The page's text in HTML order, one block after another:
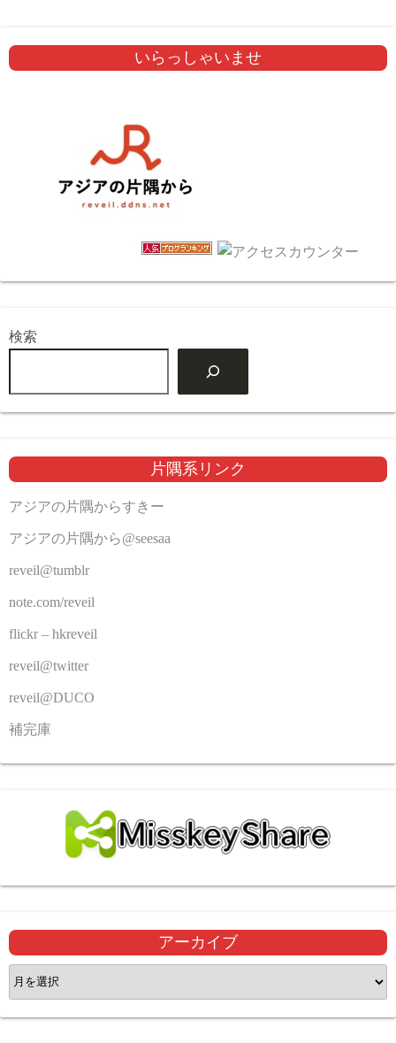
いらっしゃいませ
検索
片隅系リンク
アジアの片隅からすきー
アジアの片隅から@seesaa
reveil@tumblr
note.com/reveil
flickr – hkreveil
reveil@twitter
reveil@DUCO
補完庫
アーカイブ
ア
ー
カ